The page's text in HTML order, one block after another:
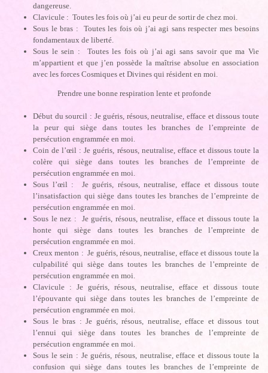
dangereuse.
Clavicule : Toutes les fois où j’ai eu peur de sortir de chez moi.
Sous le bras : Toutes les fois où j’ai agi sans respecter mes besoins
fondamentaux de liberté.
Sous le sein : Toutes les fois où j’ai agi sans savoir que ma Vie
m’appartient et que j’en possède la maîtrise absolue en association
avec les forces Cosmiques et Divines qui résident en moi.
Prendre une bonne respiration lente et profonde
Début du sourcil : Je guéris, résous, neutralise, efface et dissous toute
la peur qui siège dans toutes les branches de l’empreinte de
persécution engrammée en moi.
Coin de l’œil : Je guéris, résous, neutralise, efface et dissous toute la
colère qui siège dans toutes les branches de l’empreinte de
persécution engrammée en moi.
Sous l’œil : Je guéris, résous, neutralise, efface et dissous toute
l’insatisfaction qui siège dans toutes les branches de l’empreinte de
persécution engrammée en moi.
Sous le nez : Je guéris, résous, neutralise, efface et dissous toute la
honte qui siège dans toutes les branches de l’empreinte de
persécution engrammée en moi.
Creux menton : Je guéris, résous, neutralise, efface et dissous toute la
culpabilité qui siège dans toutes les branches de l’empreinte de
persécution engrammée en moi.
Clavicule : Je guéris, résous, neutralise, efface et dissous toute
l’épouvante qui siège dans toutes les branches de l’empreinte de
persécution engrammée en moi.
Sous le bras : Je guéris, résous, neutralise, efface et dissous tout
l’ennui qui siège dans toutes les branches de l’empreinte de
persécution engrammée en moi.
Sous le sein : Je guéris, résous, neutralise, efface et dissous toute la
confusion qui siège dans toutes les branches de l’empreinte de